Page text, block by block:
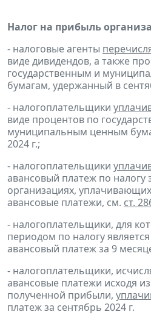
Налог на прибыль
- налоговые агенты
виде дивидендов, а также
государственным и
бумагам, удержанный в
- налогоплательщики
виде процентов по
муниципальным ценным
2024 г.;
- налогоплательщики
авансовый платеж по налогу
организациях,
авансовые платежи, см. ст.
- налогоплательщики, для
периодом по налогу является
авансовый платеж за 9
- налогоплательщики,
авансовые платежи исходя
полученной прибыли,
платеж за сентябрь 2024 г.